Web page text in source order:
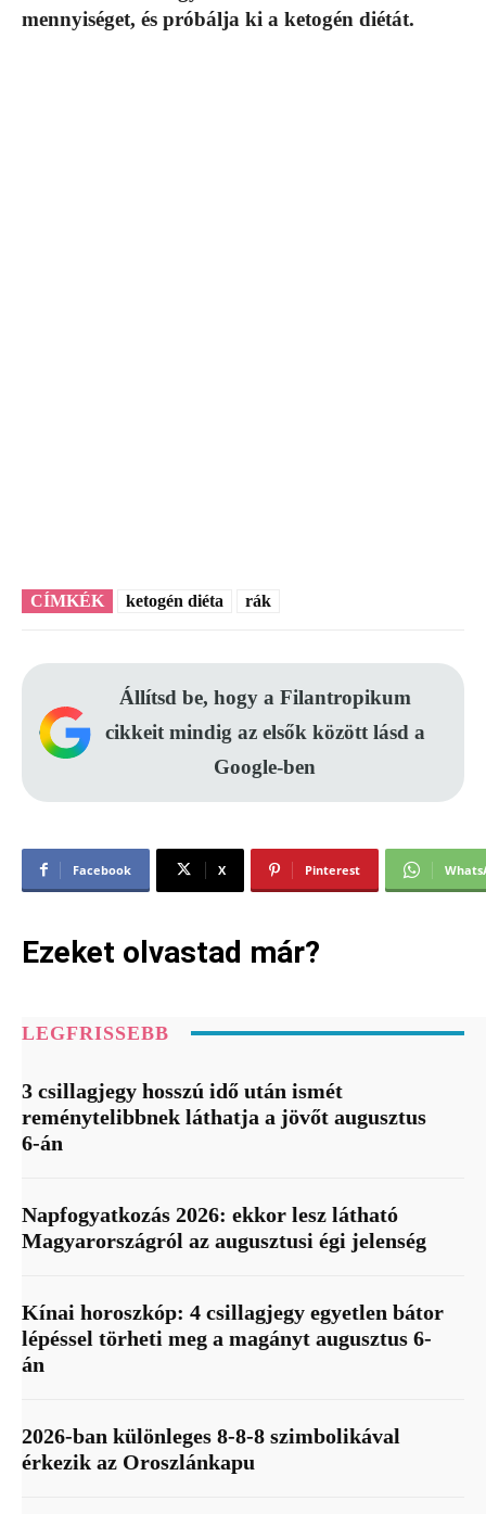
mennyiséget, és próbálja ki a ketogén diétát.
CÍMKÉK ketogén diéta rák
Állítsd be, hogy a Filantropikum
cikkeit mindig az elsők között lásd a
Google-ben
Facebook X Pinterest
Ezeket olvastad már?
LEGFRISSEBB
3 csillagjegy hosszú idő után ismét
reménytelibbnek láthatja a jövőt augusztus
6-án
Napfogyatkozás 2026: ekkor lesz látható
Magyarországról az augusztusi égi jelenség
Kínai horoszkóp: 4 csillagjegy egyetlen bátor
lépéssel törheti meg a magányt augusztus 6-
án
2026-ban különleges 8-8-8 szimbolikával
érkezik az Oroszlánkapu